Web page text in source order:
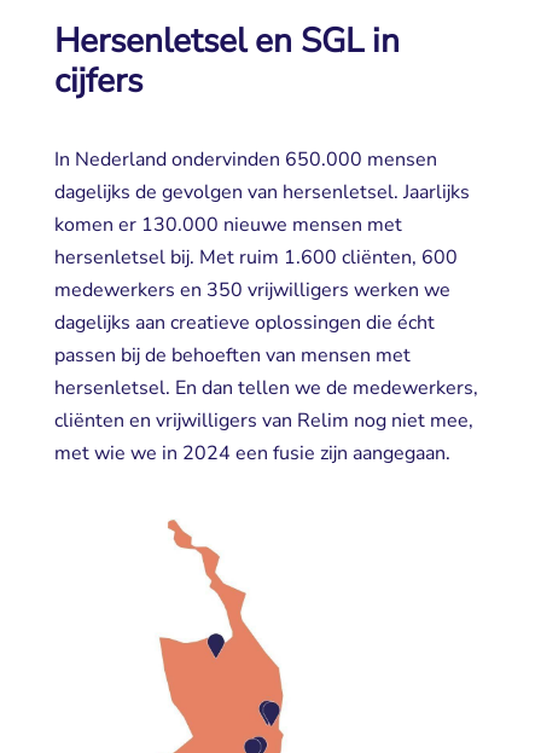
Hersenletsel en SGL in
cijfers
In Nederland ondervinden 650.000 mensen
dagelijks de gevolgen van hersenletsel. Jaarlijks
komen er 130.000 nieuwe mensen met
hersenletsel bij. Met ruim 1.600 cliënten, 600
medewerkers en 350 vrijwilligers werken we
dagelijks aan creatieve oplossingen die écht
passen bij de behoeften van mensen met
hersenletsel. En dan tellen we de medewerkers,
cliënten en vrijwilligers van Relim nog niet mee,
met wie we in 2024 een fusie zijn aangegaan.